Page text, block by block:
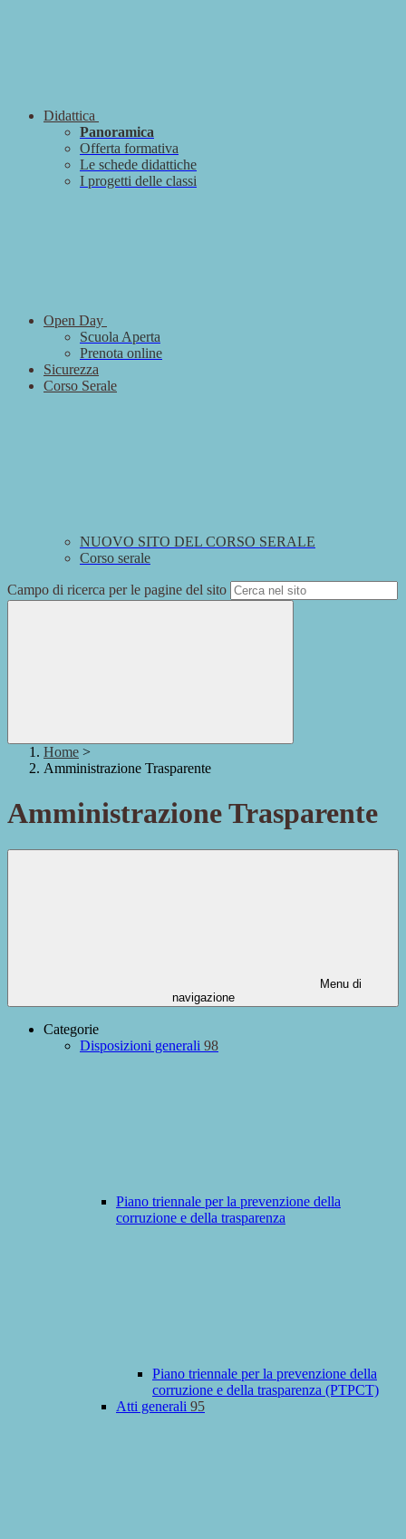
Didattica
Panoramica
Offerta formativa
Le schede didattiche
I progetti delle classi
Open Day
Scuola Aperta
Prenota online
Sicurezza
Corso Serale
NUOVO SITO DEL CORSO SERALE
Corso serale
Campo di ricerca per le pagine del sito
Home >
Amministrazione Trasparente
Amministrazione Trasparente
Menu di
navigazione
Categorie
Disposizioni generali 98
Piano triennale per la prevenzione della
corruzione e della trasparenza
Piano triennale per la prevenzione della
corruzione e della trasparenza (PTPCT)
Atti generali 95